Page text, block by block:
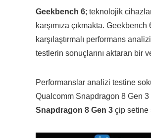
Geekbench 6; teknolojik
karşımıza çıkmakta.
karşılaştırmalı performans
testlerin sonuçlarını aktaran bir
Performanslar analizi testine
Qualcomm Snapdragon 8 Gen 3
Snapdragon 8 Gen 3 çip setine